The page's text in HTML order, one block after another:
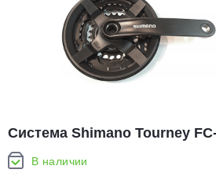
Система Shimano Tourney
TY301,170мм, Кв, 42/34/24T
В наличии